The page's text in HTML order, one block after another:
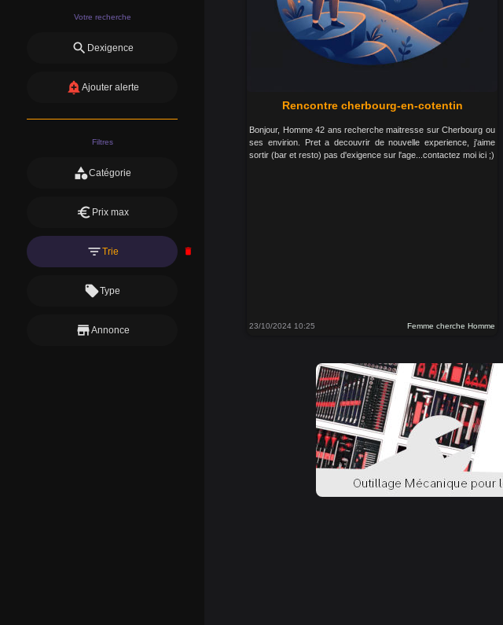
Votre recherche
search Dexigence
add_alertAjouter alerte
Filtres
categoryCatégorie
euro Prix max
filter_listTrie delete
local_offerType
storeAnnonce
Rencontre cherbourg-en-cotentin
Bonjour, Homme 42 ans recherche maitresse sur Cherbourg ou
ses envirion. Pret a decouvrir de nouvelle experience, j'aime
sortir (bar et resto) pas d'exigence sur l'age...contactez moi ici ;)
23/10/2024 10:25 Femme cherche Homme